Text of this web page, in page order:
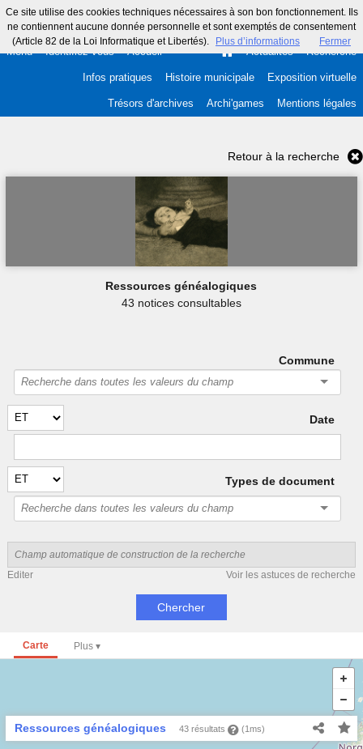
Ce site utilise des cookies techniques nécessaires à son bon fonctionnement. Ils
ne contiennent aucune donnée personnelle et sont exemptés de consentement
(Article 82 de la Loi Informatique et Libertés).
Plus d’informations Fermer
Menu Identifiez-vous Accueil Actualités Recherche
Infos pratiques Histoire municipale Exposition virtuelle
Trésors d'archives Archi'games Mentions légales
Retour à la recherche
Ressources généalogiques
43 notices consultables
Commune
Date
Types de document
Editer Voir les astuces de recherche
Carte
Ressources généalogiques 43 résultats (1ms)